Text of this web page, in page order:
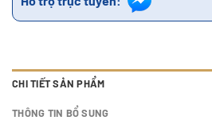
CHI TIẾT SẢN PHẨM
THÔNG TIN BỔ SUNG